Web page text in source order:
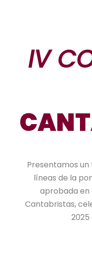
IV
Presentamos
líneas de la
aprobada en
Cantabristas,
2025